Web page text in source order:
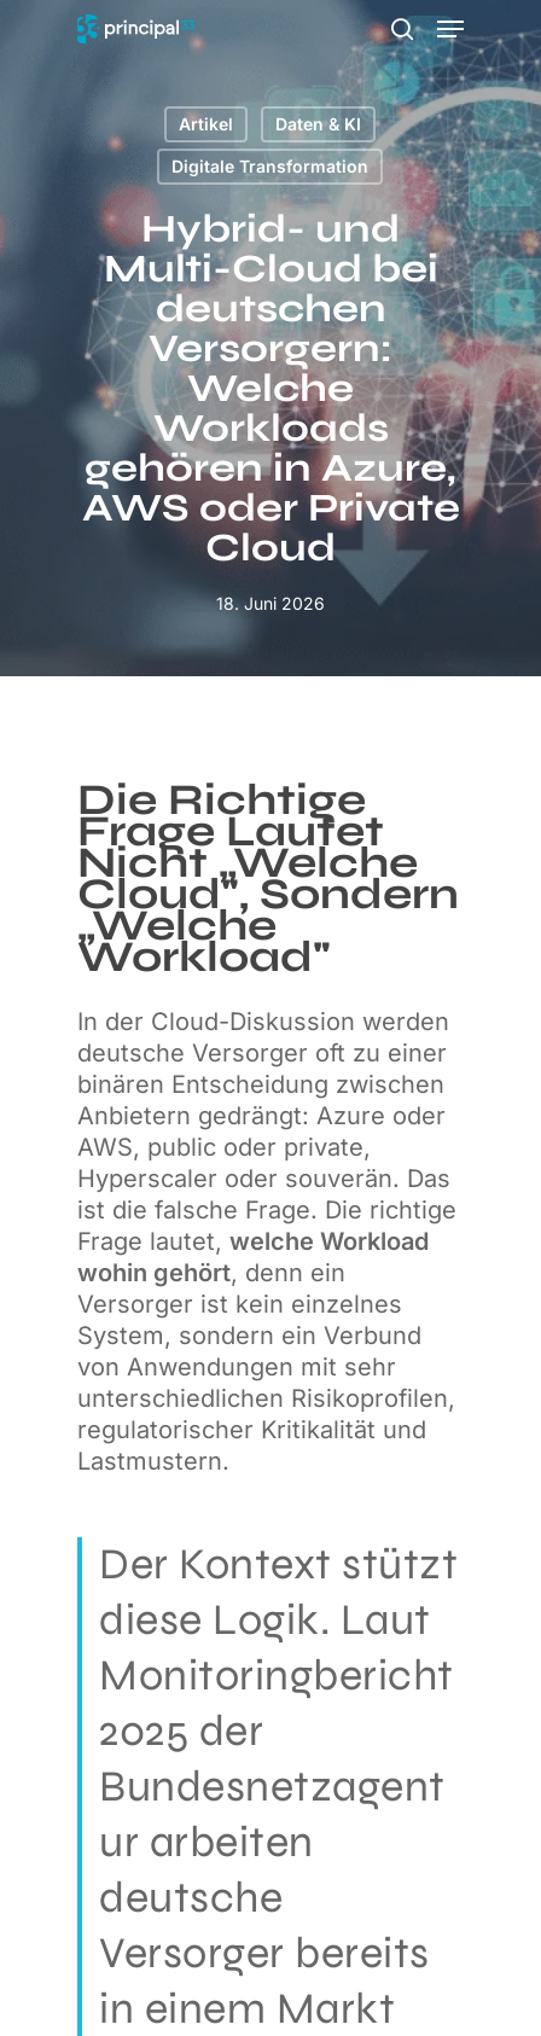
Hauptinhalt
Suche
Menü
Artikel Daten & KI
Digitale Transformation
Hybrid- und
Multi-Cloud bei
deutschen
Versorgern:
Welche
Workloads
gehören in Azure,
AWS oder Private
Cloud
18. Juni 2026
Die Richtige
Frage Lautet
Nicht „welche
Cloud", Sondern
„welche
Workload"
In der Cloud-Diskussion werden
deutsche Versorger oft zu einer
binären Entscheidung zwischen
Anbietern gedrängt: Azure oder
AWS, public oder private,
Hyperscaler oder souverän. Das
ist die falsche Frage. Die richtige
Frage lautet, welche Workload
wohin gehört, denn ein
Versorger ist kein einzelnes
System, sondern ein Verbund
von Anwendungen mit sehr
unterschiedlichen Risikoprofilen,
regulatorischer Kritikalität und
Lastmustern.
Der Kontext stützt
diese Logik. Laut
Monitoringbericht
2025 der
Bundesnetzagent
ur arbeiten
deutsche
Versorger bereits
in einem Markt